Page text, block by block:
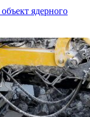
ядерного